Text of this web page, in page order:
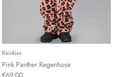
Rainkiss
Pink Panther Regenhose
€69,00